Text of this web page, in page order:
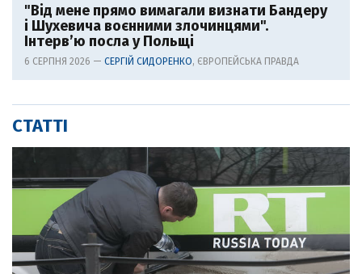
"Від мене прямо вимагали визнати Бандеру
і Шухевича воєнними злочинцями".
Інтерв’ю посла у Польщі
6 СЕРПНЯ 2026 — СЕРГІЙ СИДОРЕНКО, ЄВРОПЕЙСЬКА ПРАВДА
СТАТТІ